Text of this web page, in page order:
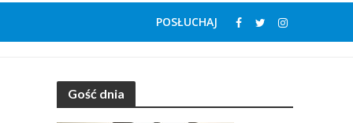
POSŁUCHAJ
Gość dnia